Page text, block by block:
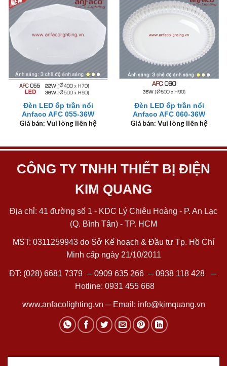
Đèn LED ốp trần nổi
Anfaco AFC 055-36W
Giá bán: Vui lòng liên hệ
Đèn LED ốp trần nổi
Anfaco AFC 060-36W
Giá bán: Vui lòng liên hệ
CÔNG TY TNHH THIẾT BỊ ĐIỆN
KIM QUANG
Địa chỉ: 41 đường số 1 - KDC Lý Chiêu Hoàng - P. An Lạc
(Q. Bình Tân) - TP. HCM
MST: 0311259943 do Sở Kế hoạch & Đầu tư Tp. Hồ Chí
Minh cấp ngày 21/10/2011
ĐT: (028) 6681 7379 ─0909 635 266─0938 118 428─
Hotline: 0931 455 668
www.anfacolighting.vn ─ Email: info@kimquang.vn